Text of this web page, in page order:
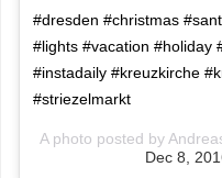
#dresden #christmas
#lights #vacation #holiday
#instadaily #kreuzkirche
#striezelmarkt
A photo posted by
Dec 8,